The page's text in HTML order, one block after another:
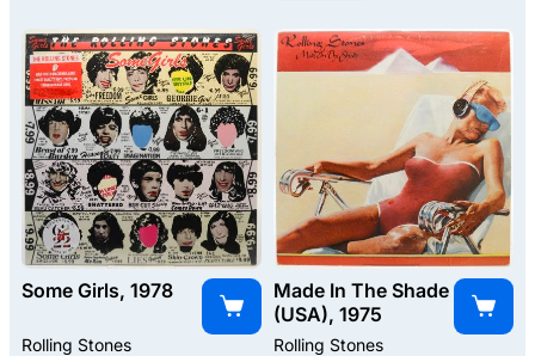
Some Girls, 1978
Rolling Stones
Made In The Shade
(USA), 1975
Rolling Stones